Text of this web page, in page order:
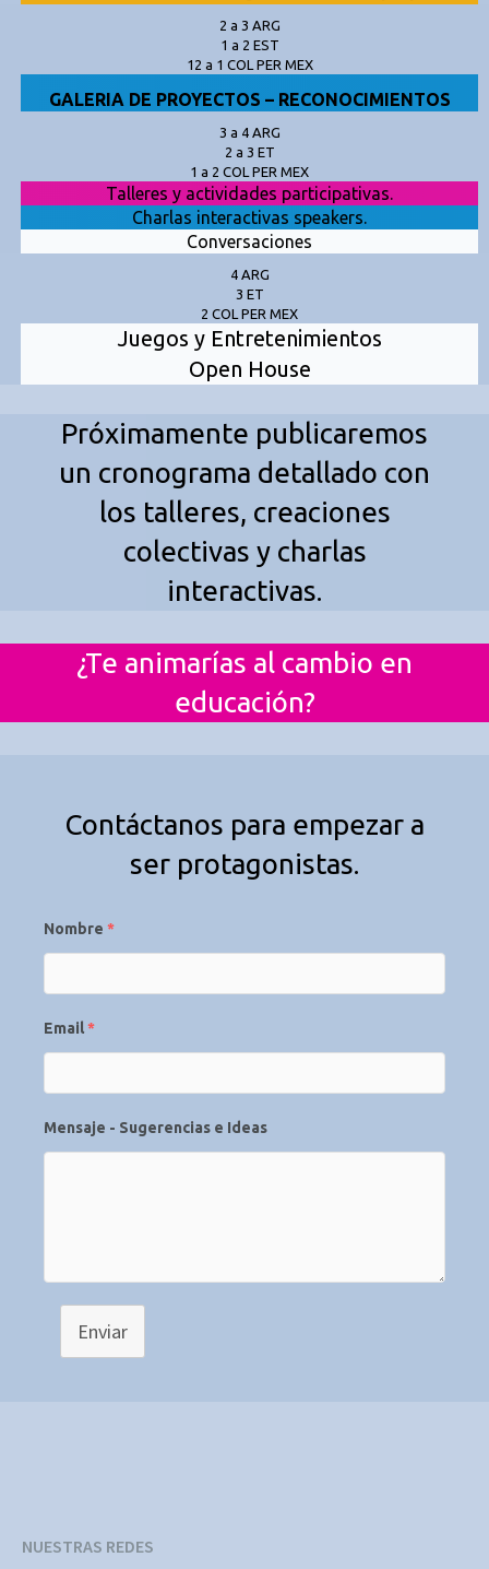
2 a 3 ARG
1 a 2 EST
12 a 1 COL PER MEX
GALERIA DE PROYECTOS – RECONOCIMIENTOS
3 a 4 ARG
2 a 3 ET
1 a 2 COL PER MEX
Talleres y actividades participativas.
Charlas interactivas speakers.
Conversaciones
4 ARG
3 ET
2 COL PER MEX
Juegos y Entretenimientos
Open House
Próximamente publicaremos
un cronograma detallado con
los talleres, creaciones
colectivas y charlas
interactivas.
¿Te animarías al cambio en
educación?
Contáctanos para empezar a
ser protagonistas.
Nombre *
Email*
Mensaje - Sugerencias e Ideas
Enviar
NUESTRAS REDES